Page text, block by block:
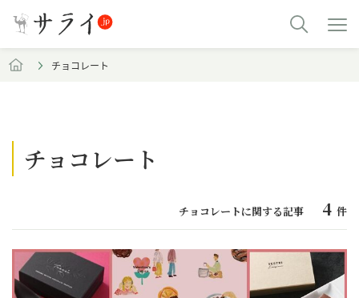
チョコレート
チョコレート
チョコレートに関する記事 4 件